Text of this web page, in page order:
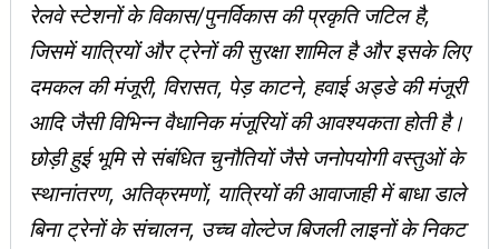
रेलवे स्टेशनों के विकास/पुनर्विकास की प्रकृति जटिल है,
जिसमें यात्रियों और ट्रेनों की सुरक्षा शामिल है और इसके लिए
दमकल की मंजूरी, विरासत, पेड़ काटने, हवाई अड्डे की मंजूरी
आदि जैसी विभिन्न वैधानिक मंजूरियों की आवश्यकता होती है।
छोड़ी हुई भूमि से संबंधित चुनौतियों जैसे जनोपयोगी वस्‍तुओं के
स्थानांतरण, अतिक्रमणों, यात्रियों की आवाजाही में बाधा डाले
बिना ट्रेनों के संचालन, उच्च वोल्टेज बिजली लाइनों के निकट